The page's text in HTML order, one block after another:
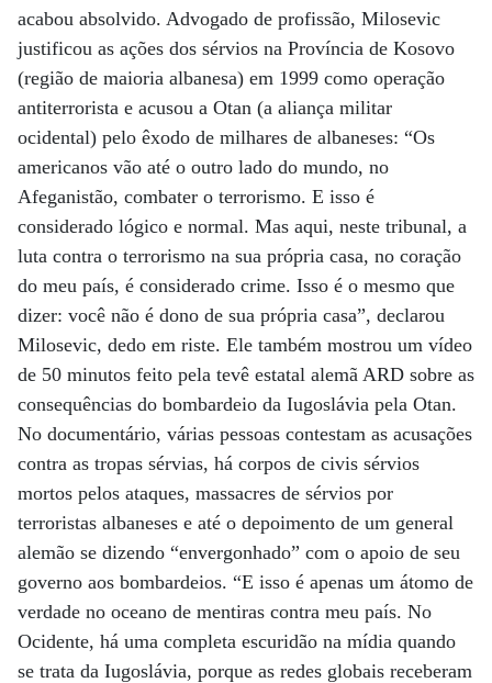
acabou absolvido. Advogado de profissão, Milosevic
justificou as ações dos sérvios na Província de Kosovo
(região de maioria albanesa) em 1999 como operação
antiterrorista e acusou a Otan (a aliança militar
ocidental) pelo êxodo de milhares de albaneses: “Os
americanos vão até o outro lado do mundo, no
Afeganistão, combater o terrorismo. E isso é
considerado lógico e normal. Mas aqui, neste tribunal, a
luta contra o terrorismo na sua própria casa, no coração
do meu país, é considerado crime. Isso é o mesmo que
dizer: você não é dono de sua própria casa”, declarou
Milosevic, dedo em riste. Ele também mostrou um vídeo
de 50 minutos feito pela tevê estatal alemã ARD sobre as
consequências do bombardeio da Iugoslávia pela Otan.
No documentário, várias pessoas contestam as acusações
contra as tropas sérvias, há corpos de civis sérvios
mortos pelos ataques, massacres de sérvios por
terroristas albaneses e até o depoimento de um general
alemão se dizendo “envergonhado” com o apoio de seu
governo aos bombardeios. “E isso é apenas um átomo de
verdade no oceano de mentiras contra meu país. No
Ocidente, há uma completa escuridão na mídia quando
se trata da Iugoslávia, porque as redes globais receberam